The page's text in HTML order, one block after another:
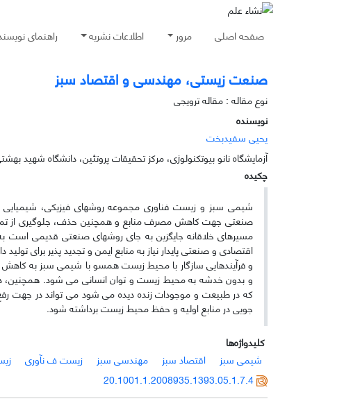
صفحه اصلی مرور اطلاعات نشریه راهنمای
صنعت زیستی، مهندسی و اقتصاد سبز
نوع مقاله : مقاله ترویجی
نویسنده
یحیی سفیدبخت
آزمایشگاه نانو بیوتکنولوژی، مرکز تحقیقات پروتئین، دانشگاه شهید
چکیده
شیمی سبز و زیست فناوری مجموعه روشهای فیزیکی، شیمیایی
صنعتی جهت کاهش مصرف منابع و همچنین حذف، جلوگیری از
مسیرهای خلاقانه جایگزین به جای روشهای صنعتی قدیمی است
اقتصادی و صنعتی پایدار نیاز به منابع ایمن و تجدید پذیر برای
و فرآیندهایی سازگار با محیط زیست همسو با شیمی سبز به
و بدون خدشه به محیط زیست و توان انسانی می شود. همچنین،
که در طبیعت و موجودات زنده دیده می شود می تواند در جهت
جویی در منابع اولیه و حفظ محیط زیست برداشته شود.
کلیدواژه‌ها
شیمی سبز
اقتصاد سبز مهندسی سبز زیست ف نآوری
20.1001.1.2008935.1393.05.1.7.4